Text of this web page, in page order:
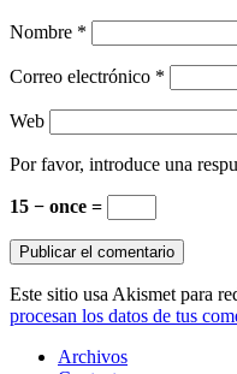
Nombre *
Correo electrónico *
Web
Por favor, introduce una
15 − once =
Este sitio usa Akismet para
procesan los datos de tus
Archivos